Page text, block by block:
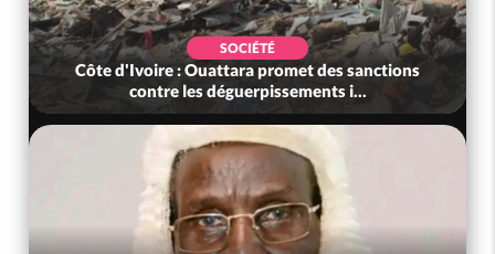
SOCIÉTÉ
Côte d'Ivoire : Ouattara promet des sanctions
contre les déguerpissements i...